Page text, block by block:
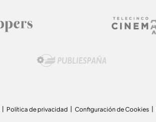
Política de privacidad Configuración de Cookies